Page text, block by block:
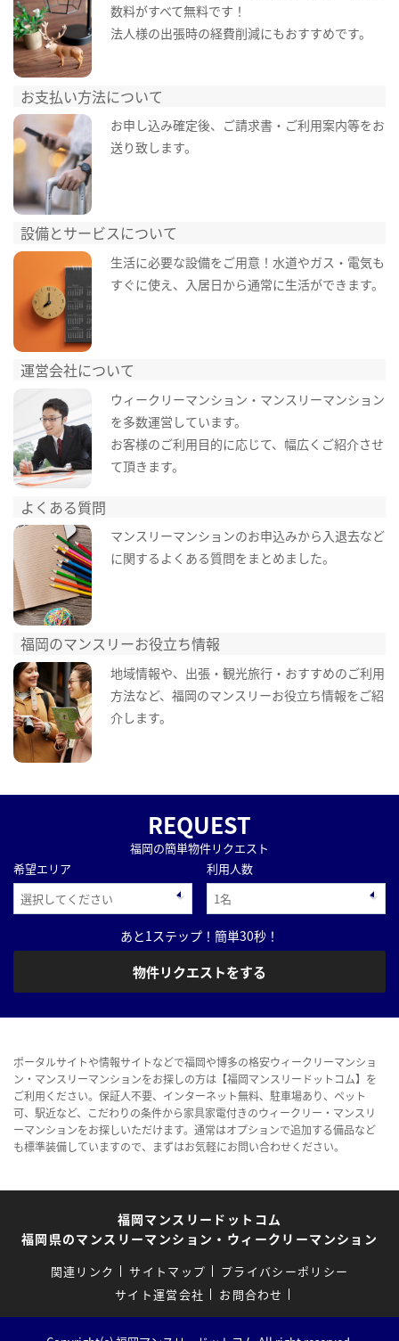
数料がすべて無料です！
法人様の出張時の経費削減にもおすすめです。
お支払い方法について
お申し込み確定後、ご請求書・ご利用案内等をお
送り致します。
設備とサービスについて
生活に必要な設備をご用意！水道やガス・電気も
すぐに使え、入居日から通常に生活ができます。
運営会社について
ウィークリーマンション・マンスリーマンション
を多数運営しています。
お客様のご利用目的に応じて、幅広くご紹介させ
て頂きます。
よくある質問
マンスリーマンションのお申込みから入退去など
に関するよくある質問をまとめました。
福岡のマンスリーお役立ち情報
地域情報や、出張・観光旅行・おすすめのご利用
方法など、福岡のマンスリーお役立ち情報をご紹
介します。
REQUEST
福岡の簡単物件リクエスト
希望エリア
利用人数
あと1ステップ！簡単30秒！
物件リクエストをする
ポータルサイトや情報サイトなどで福岡や博多の格安ウィークリーマンショ
ン・マンスリーマンションをお探しの方は【福岡マンスリードットコム】を
ご利用ください。保証人不要、インターネット無料、駐車場あり、ペット
可、駅近など、こだわりの条件から家具家電付きのウィークリー・マンスリ
ーマンションをお探しいただけます。通常はオプションで追加する備品など
も標準装備していますので、まずはお気軽にお問い合わせください。
福岡マンスリードットコム
福岡県のマンスリーマンション・ウィークリーマンション
関連リンク サイトマップ
プライバシーポリシー
サイト運営会社
お問合わせ